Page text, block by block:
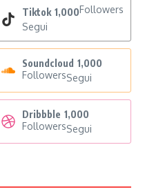
Tiktok 1,000Followers
Segui
Soundcloud 1,000
FollowersSegui
Dribbble 1,000
FollowersSegui